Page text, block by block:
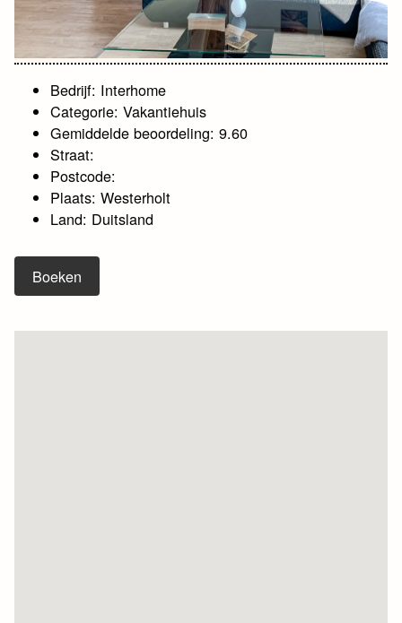
Bedrijf: Interhome
Categorie: Vakantiehuis
Gemiddelde beoordeling: 9.60
Straat:
Postcode:
Plaats: Westerholt
Land: Duitsland
Boeken